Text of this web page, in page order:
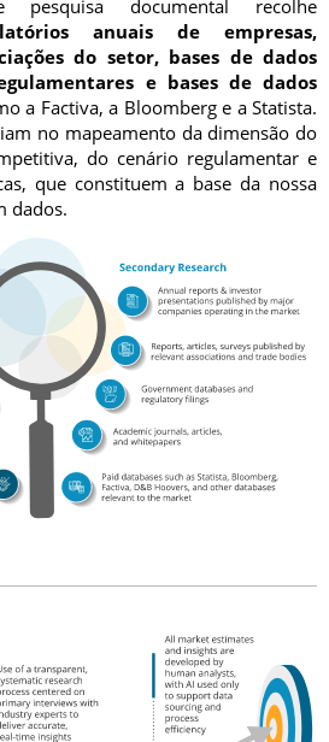
pesquisa documental recolhe
anuais de empresas,
do setor, bases de dados
e bases de dados
a Factiva, a Bloomberg e a Statista.
no mapeamento da dimensão do
do cenário regulamentar e
que constituem a base da nossa
dados.